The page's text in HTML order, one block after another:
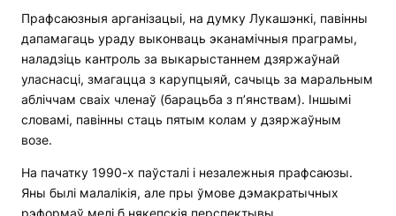
Прафсаюзныя арганізацыі, на думку Лукашэнкі, павінны
дапамагаць ураду выконваць эканамічныя праграмы,
наладзіць кантроль за выкарыстаннем дзяржаўнай
уласнасці, змагацца з карупцыяй, сачыць за маральным
абліччам сваіх членаў (барацьба з п’янствам). Іншымі
словамі, павінны стаць пятым колам у дзяржаўным
возе.
На пачатку 1990-х паўсталі і незалежныя прафсаюзы.
Яны былі малалікія, але пры ўмове дэмакратычных
рэформаў мелі б някепскія перспектывы.